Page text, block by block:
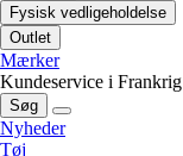
Fysisk vedligeholdelse
Outlet
Mærker
Kundeservice i Frankrig
Søg
Nyheder
Tøj